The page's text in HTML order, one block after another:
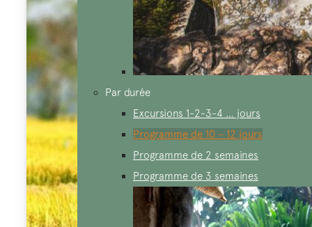
Par durée
Excursions 1-2-3-4 … jours
Programme de 10 – 12 jours
Programme de 2 semaines
Programme de 3 semaines